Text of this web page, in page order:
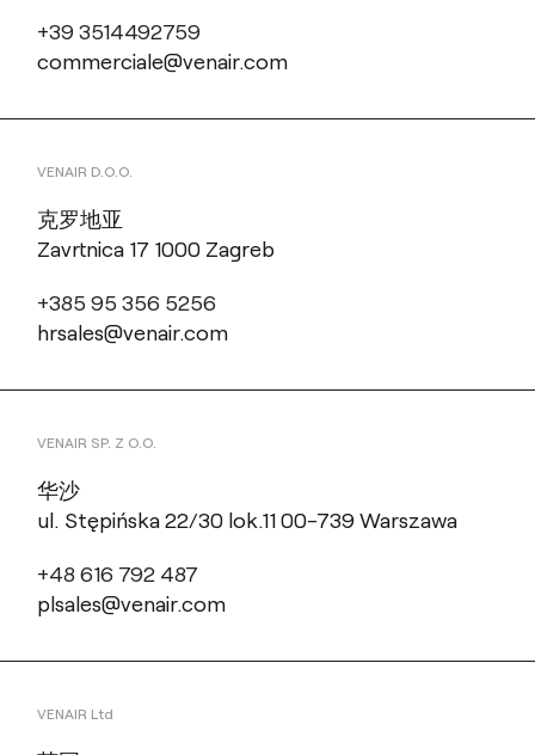
+39 3514492759
commerciale@venair.com
VENAIR D.O.O.
克罗地亚
Zavrtnica 17 1000 Zagreb
+385 95 356 5256
hrsales@venair.com
VENAIR SP. Z O.O.
华沙
ul. Stępińska 22/30 lok.11 00-739 Warszawa
+48 616 792 487
plsales@venair.com
VENAIR Ltd